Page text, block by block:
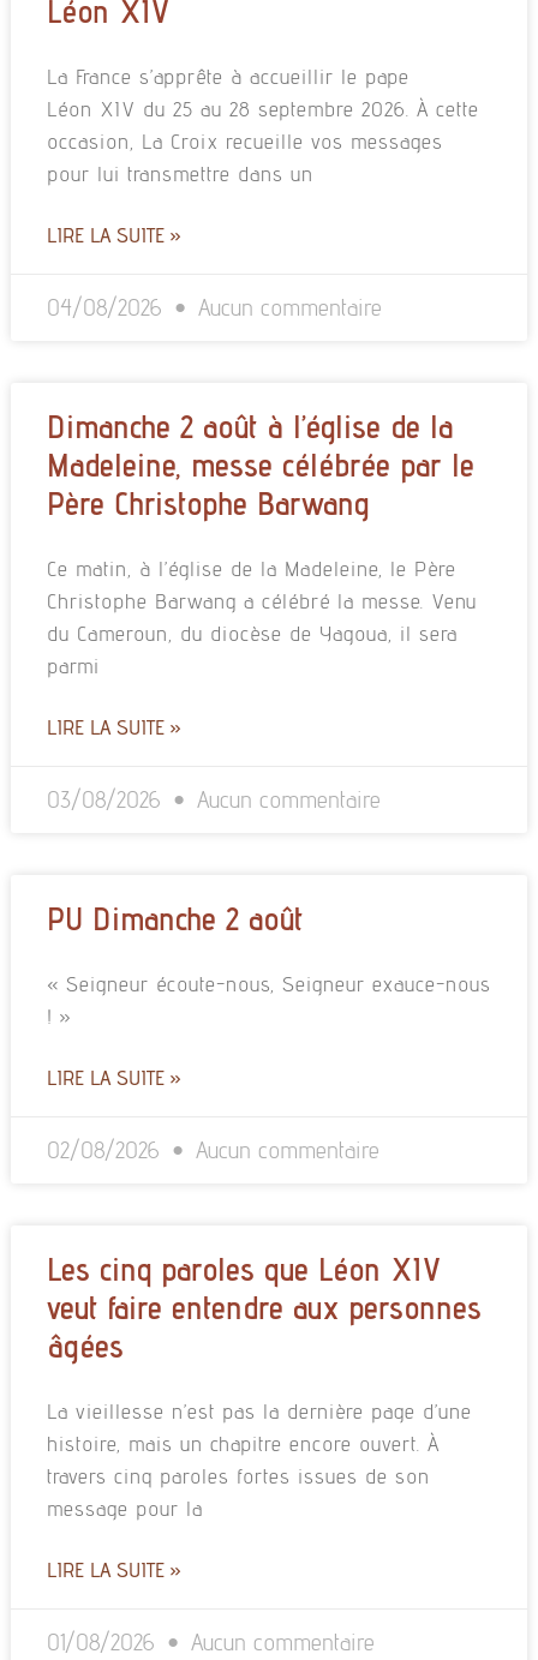
Léon XIV
La France s’apprête à accueillir le pape
Léon XIV du 25 au 28 septembre 2026. À cette
occasion, La Croix recueille vos messages
pour lui transmettre dans un
LIRE LA SUITE »
04/08/2026 Aucun commentaire
Dimanche 2 août à l’église de la
Madeleine, messe célébrée par le
Père Christophe Barwang
Ce matin, à l’église de la Madeleine, le Père
Christophe Barwang a célébré la messe. Venu
du Cameroun, du diocèse de Yagoua, il sera
parmi
LIRE LA SUITE »
03/08/2026 Aucun commentaire
PU Dimanche 2 août
« Seigneur écoute-nous, Seigneur exauce-nous
! »
LIRE LA SUITE »
02/08/2026 Aucun commentaire
Les cinq paroles que Léon XIV
veut faire entendre aux personnes
âgées
La vieillesse n’est pas la dernière page d’une
histoire, mais un chapitre encore ouvert. À
travers cinq paroles fortes issues de son
message pour la
LIRE LA SUITE »
01/08/2026 Aucun commentaire